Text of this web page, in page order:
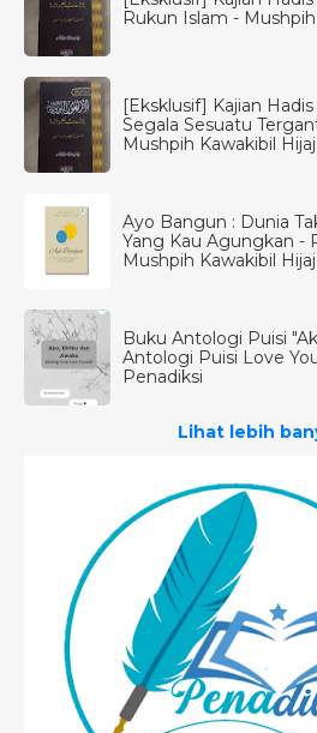
Rukun Islam -
[Eksklusif] Kajian
Segala Sesuatu
Mushpih Kawakibil Hijaj
Ayo Bangun : Dunia
Yang Kau Agungkan -
Mushpih Kawakibil Hijaj
Buku Antologi Puisi
Antologi Puisi Love
Penadiksi
Lihat lebih